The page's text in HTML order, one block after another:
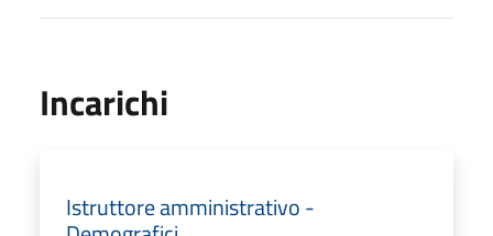
Incarichi
Istruttore amministrativo -